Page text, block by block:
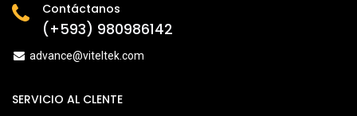
Contáctanos
(+593) 980986142
advance@viteltek.com
SERVICIO AL CLENTE